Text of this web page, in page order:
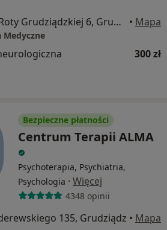
Euromedica Roty Grudziądzkiej 6, Grudziądz • Mapa
Medyczne
300 zł
Bezpieczne płatności
Centrum Terapii ALMA
Psychoterapia, Psychiatria,
Psychologia · Więcej
4348 opinii
135, Grudziądz • Mapa